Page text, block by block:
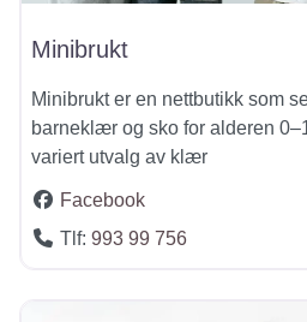
Minibrukt
Minibrukt er en nettbutikk som
barneklær og sko for alderen
variert utvalg av klær
Facebook
Tlf: 993 99 756